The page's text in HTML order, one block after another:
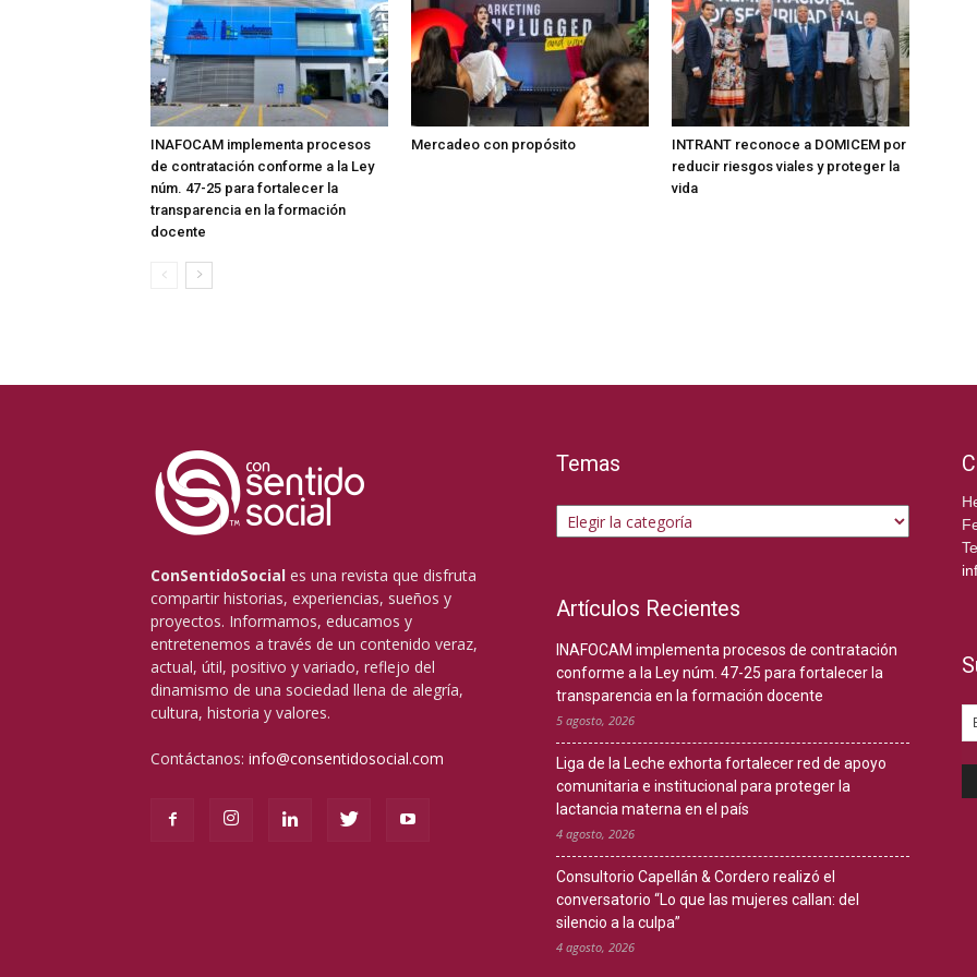
INAFOCAM implementa procesos
de contratación conforme a la Ley
núm. 47-25 para fortalecer la
transparencia en la formación
docente
Mercadeo con propósito
INTRANT reconoce a DOMICEM por
reducir riesgos viales y proteger la
vida
ConSentidoSocial es una revista que disfruta
compartir historias, experiencias, sueños y
proyectos. Informamos, educamos y
entretenemos a través de un contenido veraz,
actual, útil, positivo y variado, reflejo del
dinamismo de una sociedad llena de alegría,
cultura, historia y valores.
Contáctanos: info@consentidosocial.com
Temas
Temas
Artículos Recientes
INAFOCAM implementa procesos de contratación
conforme a la Ley núm. 47-25 para fortalecer la
transparencia en la formación docente
5 agosto, 2026
Liga de la Leche exhorta fortalecer red de apoyo
comunitaria e institucional para proteger la
lactancia materna en el país
4 agosto, 2026
Consultorio Capellán & Cordero realizó el
conversatorio “Lo que las mujeres callan: del
silencio a la culpa”
4 agosto, 2026